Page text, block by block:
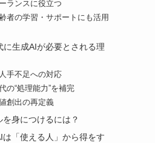
ランスに役立つ
者の学習・サポートにも活用
に生成AIが必要とされる理
手不足への対応
の“処理能力”を補完
創出の再定義
身につけるには？
は「使える人」から得をす